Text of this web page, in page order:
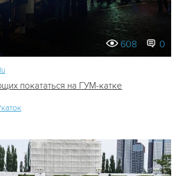
608 0
покататься на ГУМ-катке